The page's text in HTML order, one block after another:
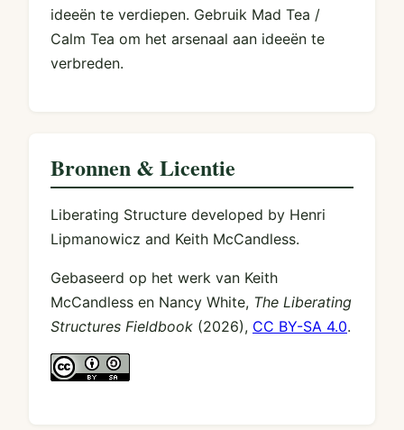
ideeën te verdiepen. Gebruik Mad Tea /
Calm Tea om het arsenaal aan ideeën te
verbreden.
Bronnen & Licentie
Liberating Structure developed by Henri
Lipmanowicz and Keith McCandless.
Gebaseerd op het werk van Keith
McCandless en Nancy White, The Liberating
Structures Fieldbook (2026), CC BY-SA 4.0.